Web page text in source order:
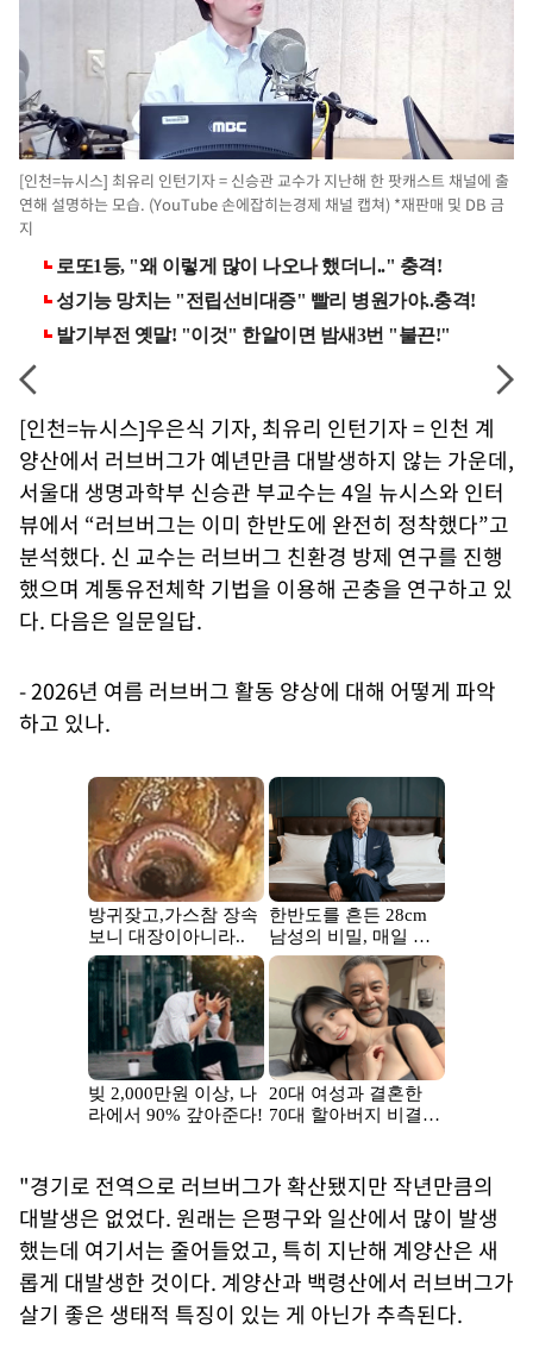
[인천=뉴시스] 최유리 인턴기자 = 신승관 교수가 지난해 한 팟캐스트 채널에 출
연해 설명하는 모습. (YouTube 손에잡히는경제 채널 캡쳐) *재판매 및 DB 금
지
[인천=뉴시스]우은식 기자, 최유리 인턴기자 = 인천 계
양산에서 러브버그가 예년만큼 대발생하지 않는 가운데,
서울대 생명과학부 신승관 부교수는 4일 뉴시스와 인터
뷰에서 “러브버그는 이미 한반도에 완전히 정착했다”고
분석했다. 신 교수는 러브버그 친환경 방제 연구를 진행
했으며 계통유전체학 기법을 이용해 곤충을 연구하고 있
다. 다음은 일문일답.
- 2026년 여름 러브버그 활동 양상에 대해 어떻게 파악
하고 있나.
"경기로 전역으로 러브버그가 확산됐지만 작년만큼의
대발생은 없었다. 원래는 은평구와 일산에서 많이 발생
했는데 여기서는 줄어들었고, 특히 지난해 계양산은 새
롭게 대발생한 것이다. 계양산과 백령산에서 러브버그가
살기 좋은 생태적 특징이 있는 게 아닌가 추측된다.